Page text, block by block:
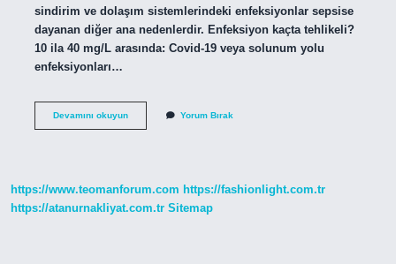
sindirim ve dolaşım sistemlerindeki enfeksiyonlar sepsise
dayanan diğer ana nedenlerdir. Enfeksiyon kaçta tehlikeli?
10 ila 40 mg/L arasında: Covid-19 veya solunum yolu
enfeksiyonları…
Devamını okuyunBakteriyel
Yorum Bırak
https://www.teomanforum.com https://fashionlight.com.tr
https://atanurnakliyat.com.tr Sitemap